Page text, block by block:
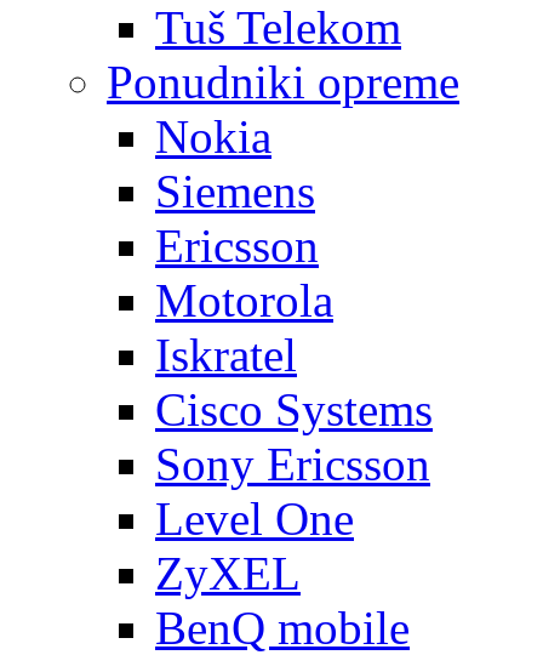
Tuš Telekom
Ponudniki opreme
Nokia
Siemens
Ericsson
Motorola
Iskratel
Cisco Systems
Sony Ericsson
Level One
ZyXEL
BenQ mobile